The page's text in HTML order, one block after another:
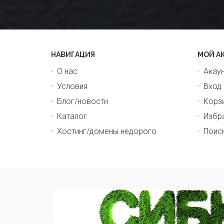
НАВИГАЦИЯ
О нас
Условия
Блог/новости
Каталог
Хостинг/домены недорого
МОЙ
Вход